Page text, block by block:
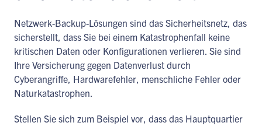
Netzwerk-Backup-Lösungen sind das Sicherheitsnetz, das
sicherstellt, dass Sie bei einem Katastrophenfall keine
kritischen Daten oder Konfigurationen verlieren. Sie sind
Ihre Versicherung gegen Datenverlust durch
Cyberangriffe, Hardwarefehler, menschliche Fehler oder
Naturkatastrophen.
Stellen Sie sich zum Beispiel vor, dass das Hauptquartier